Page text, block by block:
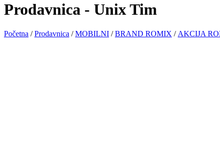
Prodavnica - Unix Tim
Početna /Prodavnica /MOBILNI /BRAND ROMIX / AKCIJA